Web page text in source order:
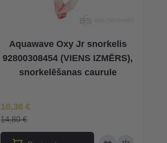
Aquawave Oxy Jr snorkelis
92800308454 (VIENS IZMĒRS),
snorkelēšanas caurule
Īpaša Cena
10,36 €
14,80 €